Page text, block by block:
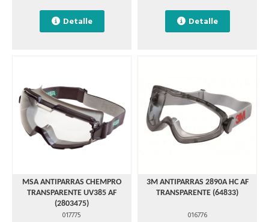
Detalle Detalle
MSA ANTIPARRAS CHEMPRO
TRANSPARENTE UV385 AF
(2803475)
017775
3M ANTIPARRAS 2890A HC AF
TRANSPARENTE (64833)
016776